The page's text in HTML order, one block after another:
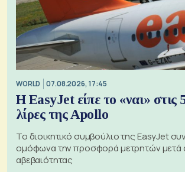
WORLD 07.08.2026, 17:45
Η EasyJet είπε το «ναι» στις
λίρες της Apollo
Το διοικητικό συμβούλιο της EasyJet
ομόφωνα την προσφορά μετρητών μετά
αβεβαιότητας